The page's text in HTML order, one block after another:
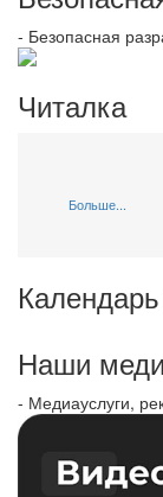
- Безопасная
Читалка
Больше...
Наши
- Медиауслуги,